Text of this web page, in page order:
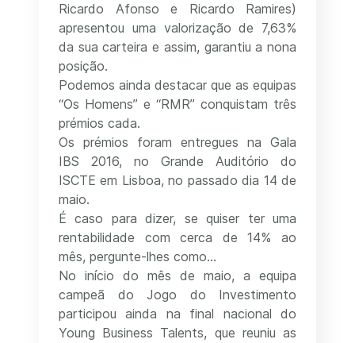
Ricardo Afonso e Ricardo Ramires)
apresentou uma valorização de 7,63%
da sua carteira e assim, garantiu a nona
posição.
Podemos ainda destacar que as equipas
“Os Homens” e “RMR” conquistam três
prémios cada.
Os prémios foram entregues na Gala
IBS 2016, no Grande Auditório do
ISCTE em Lisboa, no passado dia 14 de
maio.
É caso para dizer, se quiser ter uma
rentabilidade com cerca de 14% ao
mês, pergunte-lhes como...
No início do mês de maio, a equipa
campeã do Jogo do Investimento
participou ainda na final nacional do
Young Business Talents, que reuniu as